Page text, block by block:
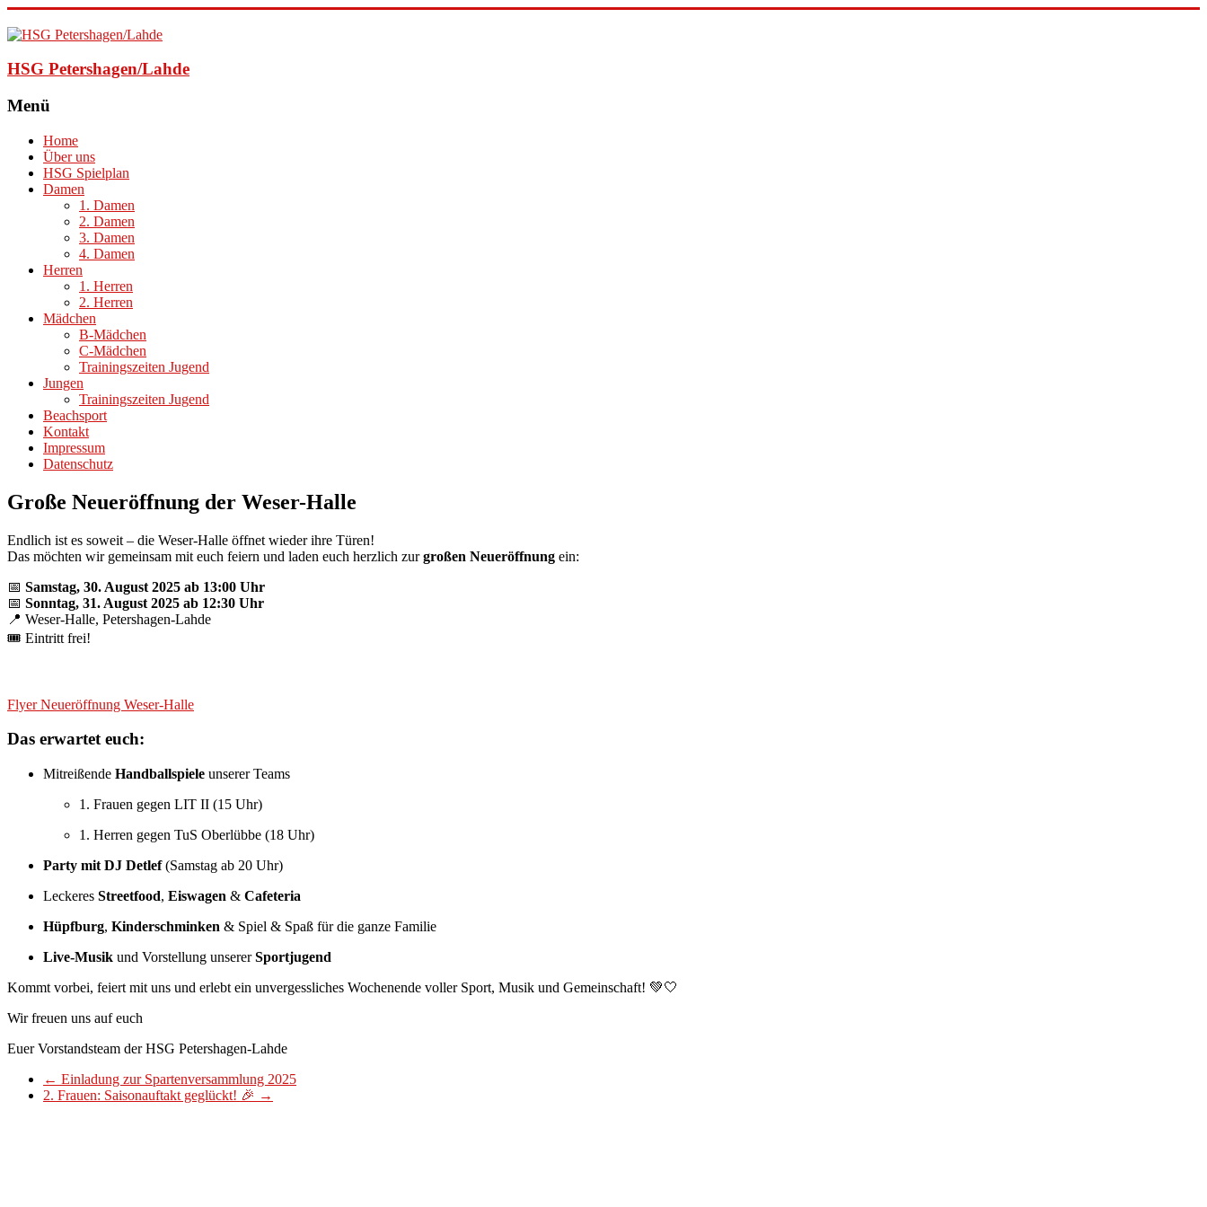
HSG Petershagen/Lahde
Menü
Home
Über uns
HSG Spielplan
Damen
1. Damen
2. Damen
3. Damen
4. Damen
Herren
1. Herren
2. Herren
Mädchen
B-Mädchen
C-Mädchen
Trainingszeiten Jugend
Jungen
Trainingszeiten Jugend
Beachsport
Kontakt
Impressum
Datenschutz
Große Neueröffnung der Weser-Halle
Endlich ist es soweit – die Weser-Halle öffnet wieder ihre Türen!
Das möchten wir gemeinsam mit euch feiern und laden euch herzlich zurgroßen Neueröffnung ein:
📅 Samstag, 30. August 2025 ab 13:00 Uhr
📅 Sonntag, 31. August 2025 ab 12:30 Uhr
📍 Weser-Halle, Petershagen-Lahde
🎟 Eintritt frei!
Flyer Neueröffnung Weser-Halle
Das erwartet euch:
Mitreißende Handballspiele unserer Teams
1. Frauen gegen LIT II (15 Uhr)
1. Herren gegen TuS Oberlübbe (18 Uhr)
Party mit DJ Detlef(Samstag ab 20 Uhr)
Leckeres Streetfood, Eiswagen & Cafeteria
Hüpfburg, Kinderschminken & Spiel & Spaß für die ganze Familie
Live-Musik und Vorstellung unsererSportjugend
Kommt vorbei, feiert mit uns und erlebt ein unvergessliches Wochenende voller Sport, Musik und Gemeinschaft! 💚🤍
Wir freuen uns auf euch
Euer Vorstandsteam der HSG Petershagen-Lahde
← Einladung zur Spartenversammlung 2025
2. Frauen: Saisonauftakt geglückt! 🎉 →